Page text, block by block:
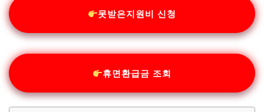
못받은지원비 신청
휴면환급금 조회